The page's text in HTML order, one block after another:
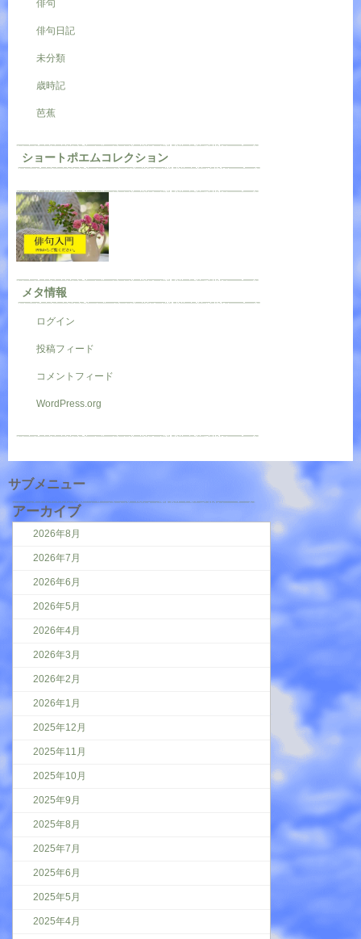
俳句
俳句日記
未分類
歳時記
芭蕉
ショートポエムコレクション
メタ情報
ログイン
投稿フィード
コメントフィード
WordPress.org
サブメニュー
アーカイブ
2026年8月
2026年7月
2026年6月
2026年5月
2026年4月
2026年3月
2026年2月
2026年1月
2025年12月
2025年11月
2025年10月
2025年9月
2025年8月
2025年7月
2025年6月
2025年5月
2025年4月